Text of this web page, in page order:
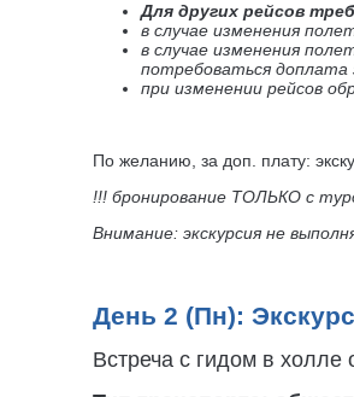
Для других рейсов
в случае изменения
в случае изменения
потребоваться доплата
при изменении рейсов
По желанию, за доп. плату:
!!! бронирование ТОЛЬКО с
Внимание: экскурсия не
День 2 (Пн):
Встреча с гидом в холле